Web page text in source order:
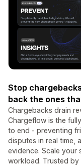
Stop
back the ones
Chargebacks drain
Chargeflow is the
to end - preventing
disputes in real time,
evidence. Scale your
workload. Trusted